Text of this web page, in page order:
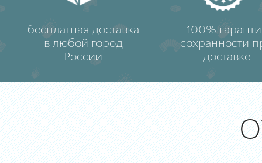
бесплатная доставка
в любой город
России
100%
сохранности
доставке